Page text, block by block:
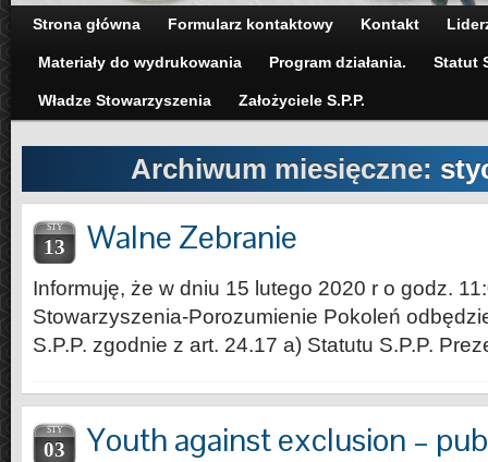
Strona główna Formularz kontaktowy Kontakt
Materiały do wydrukowania Program działania. Statut
Władze Stowarzyszenia Założyciele S.P.P.
Archiwum miesięczne:
STY
13 Walne Zebranie
Informuję, że w dniu 15 lutego 2020 r o godz.
Stowarzyszenia-Porozumienie Pokoleń
S.P.P. zgodnie z art. 24.17 a) Statutu S.P.P.
STY
03 Youth against exclusion –